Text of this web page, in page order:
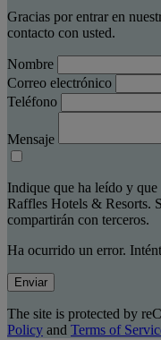
Gracias por entrar en
contacto con usted.
Nombre
Correo electrónico
Teléfono
Mensaje
Indique que ha leído y que
Raffles Hotels & Resorts.
compartirán con terceros.
Ha ocurrido un error.
Enviar
The site is protected by
Policy and Terms of